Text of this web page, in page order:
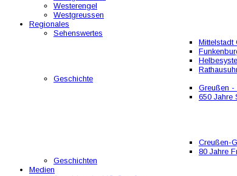
Westerengel
Westgreussen
Regionales
Sehenswertes
Mittelstadt
Geschichte
Greußen -
650 Jahre
Creußen-
80 Jahre
Geschichten
Medien